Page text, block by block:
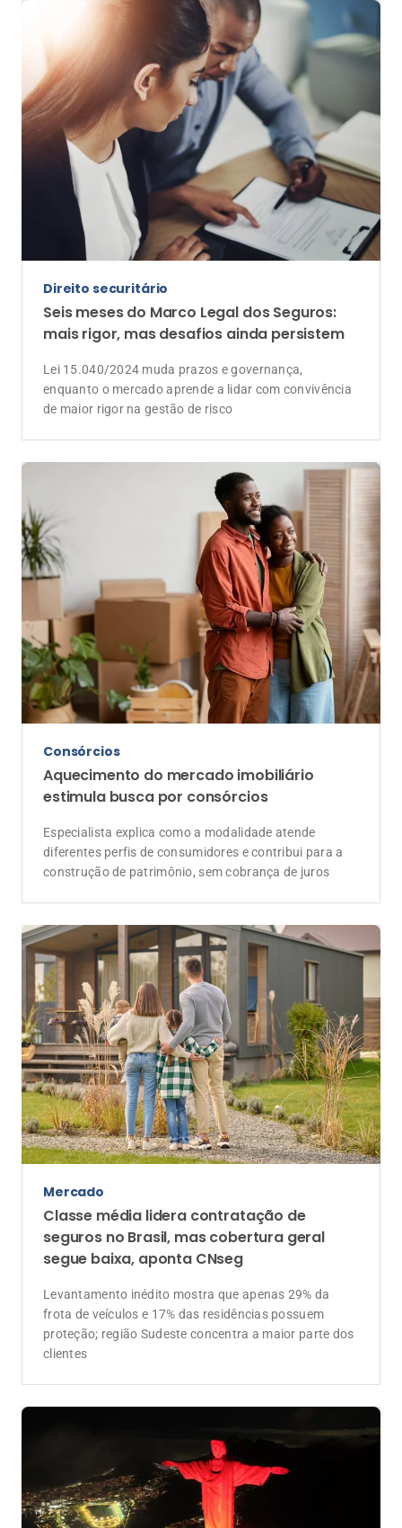
Direito securitário
Seis meses do Marco Legal dos Seguros:
mais rigor, mas desafios ainda persistem
Lei 15.040/2024 muda prazos e governança,
enquanto o mercado aprende a lidar com convivência
de maior rigor na gestão de risco
Consórcios
Aquecimento do mercado imobiliário
estimula busca por consórcios
Especialista explica como a modalidade atende
diferentes perfis de consumidores e contribui para a
construção de patrimônio, sem cobrança de juros
Mercado
Classe média lidera contratação de
seguros no Brasil, mas cobertura geral
segue baixa, aponta CNseg
Levantamento inédito mostra que apenas 29% da
frota de veículos e 17% das residências possuem
proteção; região Sudeste concentra a maior parte dos
clientes